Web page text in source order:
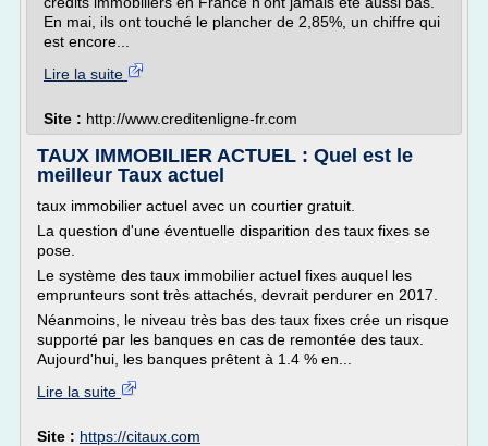
En mai, ils ont touché le plancher de 2,85%, un chiffre qui
est encore...
Lire la suite
Site : http://www.creditenligne-fr.com
TAUX IMMOBILIER ACTUEL : Quel est le
meilleur Taux actuel
taux immobilier actuel avec un courtier gratuit.
La question d'une éventuelle disparition des taux fixes se
pose.
Le système des taux immobilier actuel fixes auquel les
emprunteurs sont très attachés, devrait perdurer en 2017.
Néanmoins, le niveau très bas des taux fixes crée un risque
supporté par les banques en cas de remontée des taux.
Aujourd'hui, les banques prêtent à 1.4 % en...
Lire la suite
Site : https://citaux.com